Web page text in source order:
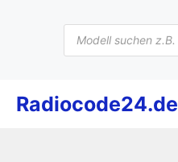
Products
search
Radiocode24.de